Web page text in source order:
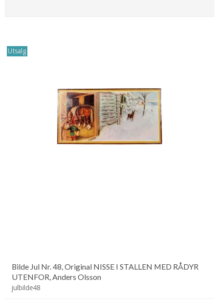
Utsalg
Bilde Jul Nr. 48, Original NISSE I STALLEN MED RÅDYR
UTENFOR, Anders Olsson
julbilde48